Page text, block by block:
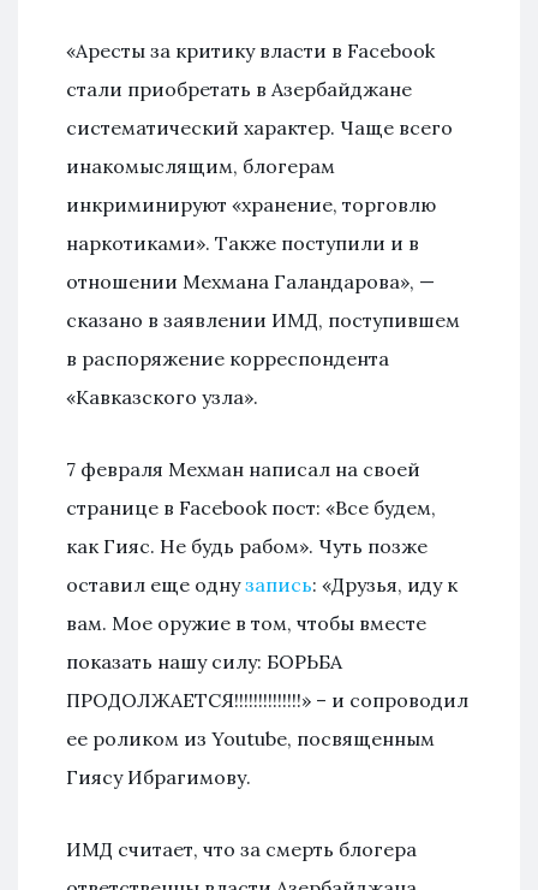
«Аресты за критику власти в Facebook
стали приобретать в Азербайджане
систематический характер. Чаще всего
инакомыслящим, блогерам
инкриминируют «хранение, торговлю
наркотиками». Также поступили и в
отношении Мехмана Галандарова», —
сказано в заявлении ИМД, поступившем
в распоряжение корреспондента
«Кавказского узла».
7 февраля Мехман написал на своей
странице в Facebook пост: «Все будем,
как Гияс. Не будь рабом». Чуть позже
оставил еще однузапись: «Друзья, иду к
вам. Мое оружие в том, чтобы вместе
показать нашу силу: БОРЬБА
ПРОДОЛЖАЕТСЯ!!!!!!!!!!!!!!» – и сопроводил
ее роликом из Youtube, посвященным
Гиясу Ибрагимову.
ИМД считает, что за смерть блогера